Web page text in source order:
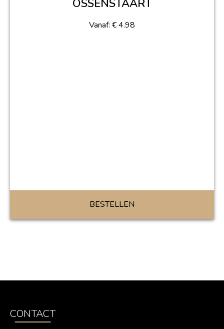
OSSENSTAART
Vanaf: €4.98
BESTELLEN
CONTACT